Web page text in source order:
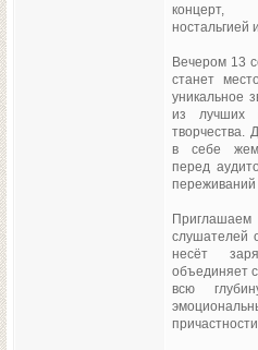
концерт,
ностальгией
Вечером 13
станет
уникальное
из лучших
творчества.
в себе
перед
переживаний
слушателей
несёт
объединяет
всю
причастности